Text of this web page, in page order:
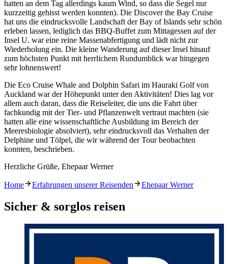
hatten an dem Tag allerdings kaum Wind, so dass die Segel nur
kurzzeitig gehisst werden konnten). Die Discover the Bay Cruise
hat uns die eindrucksvolle Landschaft der Bay of Islands sehr schön
erleben lassen, lediglich das BBQ-Buffet zum Mittagessen auf der
Insel U. war eine reine Massenabfertigung und lädt nicht zur
Wiederholung ein. Die kleine Wanderung auf dieser Insel hinauf
zum höchsten Punkt mit herrlichem Rundumblick war hingegen
sehr lohnenswert!
Die Eco Cruise Whale and Dolphin Safari im Hauraki Golf von
Auckland war der Höhepunkt unter den Aktivitäten! Dies lag vor
allem auch daran, dass die Reiseleiter, die uns die Fahrt über
fachkundig mit der Tier- und Pflanzenwelt vertraut machten (sie
hatten alle eine wissenschaftliche Ausbildung im Bereich der
Meeresbiologie absolviert), sehr eindrucksvoll das Verhalten der
Delphine und Tölpel, die wir während der Tour beobachten
konnten, beschrieben.
Herzliche Grüße, Ehepaar Werner
Home Erfahrungen unserer Reisenden Ehepaar Werner
Sicher & sorglos reisen